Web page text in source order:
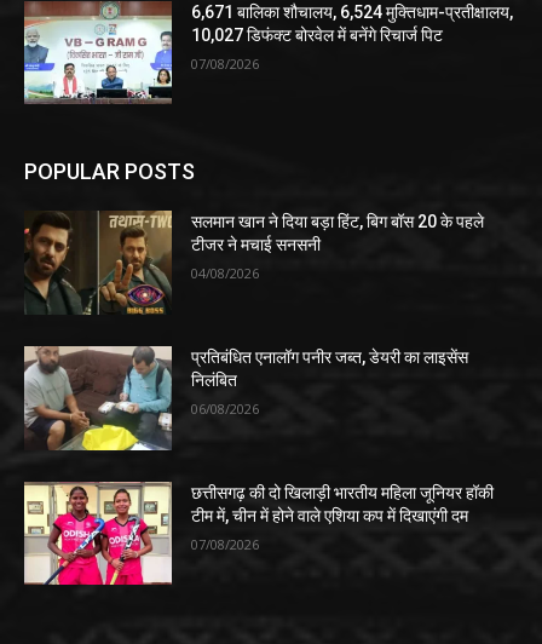
6,671 बालिका शौचालय, 6,524 मुक्तिधाम-प्रतीक्षालय,
10,027 डिफंक्ट बोरवेल में बनेंगे रिचार्ज पिट
07/08/2026
POPULAR POSTS
सलमान खान ने दिया बड़ा हिंट, बिग बॉस 20 के पहले
टीजर ने मचाई सनसनी
04/08/2026
प्रतिबंधित एनालॉग पनीर जब्त, डेयरी का लाइसेंस
निलंबित
06/08/2026
छत्तीसगढ़ की दो खिलाड़ी भारतीय महिला जूनियर हॉकी
टीम में, चीन में होने वाले एशिया कप में दिखाएंगी दम
07/08/2026